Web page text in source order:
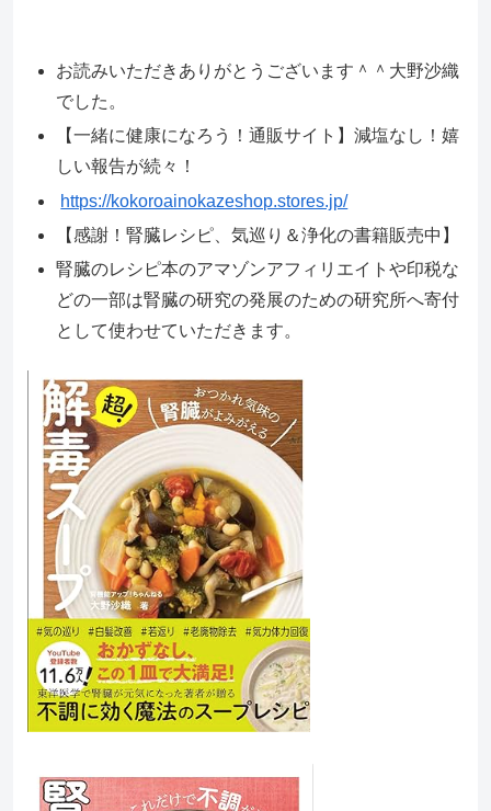
お読みいただきありがとうございます＾＾大野沙織
でした。
【一緒に健康になろう！通販サイト】減塩なし！嬉
しい報告が続々！
https://kokoroainokazeshop.stores.jp/
【感謝！腎臓レシピ、気巡り＆浄化の書籍販売中】
腎臓のレシピ本のアマゾンアフィリエイトや印税な
どの一部は腎臓の研究の発展のための研究所へ寄付
として使わせていただきます。